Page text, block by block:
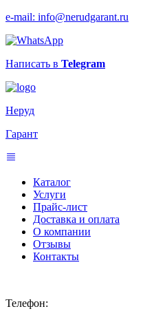
e-mail: info@nerudgarant.ru
Написать в Telegram
Неруд
Гарант
Каталог
Услуги
Прайс-лист
Доставка и оплата
О компании
Отзывы
Контакты
Телефон: